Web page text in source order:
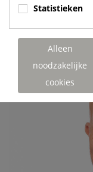
actief in 15 landen
Statistieken
Alleen
noodzakelijke
cookies